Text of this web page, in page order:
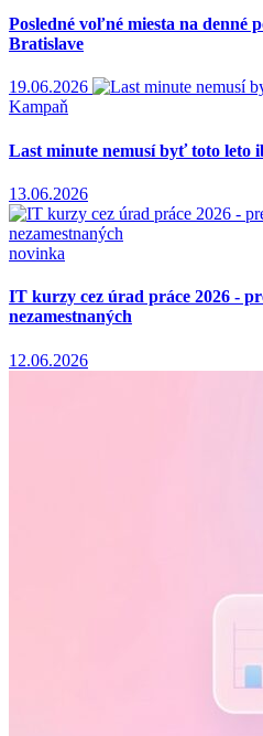
Posledné voľné miesta na denné
Bratislave
19.06.2026
Kampaň
Last minute nemusí byť toto leto
13.06.2026
novinka
IT kurzy cez úrad práce 2026 -
nezamestnaných
12.06.2026